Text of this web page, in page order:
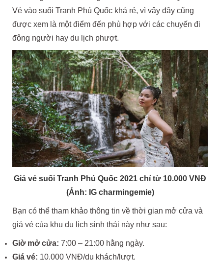
Vé vào suối Tranh Phú Quốc khá rẻ, vì vậy đây cũng
được xem là một điểm đến phù hợp với các chuyến đi
đông người hay du lịch phượt.
Giá vé suối Tranh Phú Quốc 2021 chỉ từ 10.000 VNĐ
(Ảnh: IG charmingemie)
Bạn có thể tham khảo thông tin về thời gian mở cửa và
giá vé của khu du lịch sinh thái này như sau:
Giờ mở cửa: 7:00 – 21:00 hằng ngày.
Giá vé: 10.000 VNĐ/du khách/lượt.